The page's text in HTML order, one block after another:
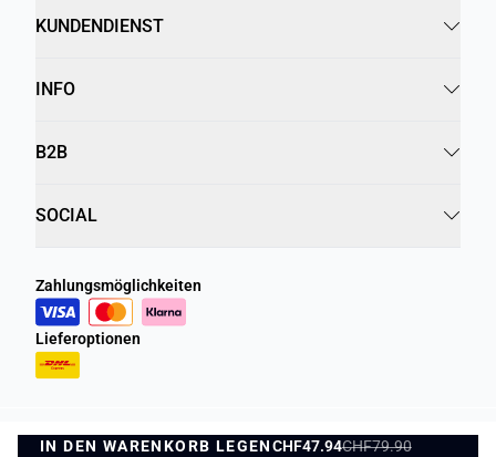
IN DEN WARENKORB LEGENCHF47.94CHF79.90
KUNDENDIENST
INFO
B2B
SOCIAL
Zahlungsmöglichkeiten
Lieferoptionen
Datenschutzrichtlinie Geschäftsbedingungen